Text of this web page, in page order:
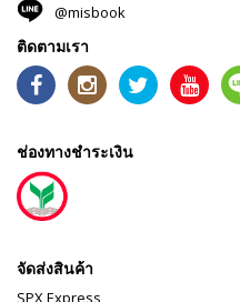
@misbook
ติดตามเรา
ช่องทางชำระเงิน
จัดส่งสินค้า